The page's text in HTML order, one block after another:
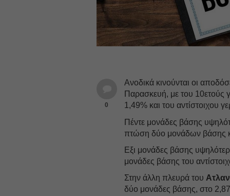
0
Ανοδικά κινούνται οι
Παρασκευή, με του 10ετούς
1,49% και του αντίστοιχου
Πέντε μονάδες βάσης
πτώση δύο μονάδων βάσης
Εξι μονάδες βάσης
μονάδες βάσης του
Στην άλλη πλευρά του
δύο μονάδες βάσης, στο